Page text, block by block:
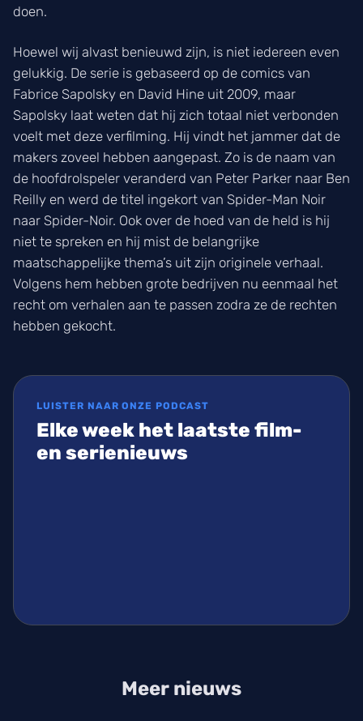
doen.
Hoewel wij alvast benieuwd zijn, is niet iedereen even
gelukkig. De serie is gebaseerd op de comics van
Fabrice Sapolsky en David Hine uit 2009, maar
Sapolsky laat weten dat hij zich totaal niet verbonden
voelt met deze verfilming. Hij vindt het jammer dat de
makers zoveel hebben aangepast. Zo is de naam van
de hoofdrolspeler veranderd van Peter Parker naar Ben
Reilly en werd de titel ingekort van Spider-Man Noir
naar Spider-Noir. Ook over de hoed van de held is hij
niet te spreken en hij mist de belangrijke
maatschappelijke thema’s uit zijn originele verhaal.
Volgens hem hebben grote bedrijven nu eenmaal het
recht om verhalen aan te passen zodra ze de rechten
hebben gekocht.
LUISTER NAAR ONZE PODCAST
Elke week het laatste film-
en serienieuws
Meer nieuws